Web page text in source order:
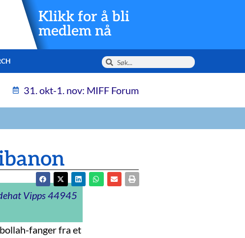
Klikk for å bli
medlem nå
31. okt-1. nov: MIFF Forum
Vipps 44945
fanger fra et